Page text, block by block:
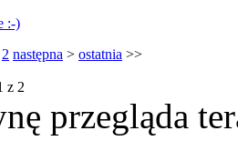
:-)
2 następna > ostatnia >>
z 2
przegląda